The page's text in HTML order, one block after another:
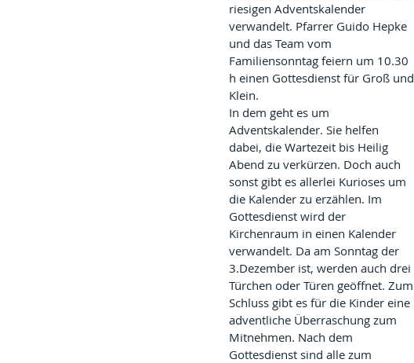
riesigen Adventskalender
verwandelt. Pfarrer Guido Hepke
und das Team vom
Familiensonntag feiern um 10.30
h einen Gottesdienst für Groß und
Klein.
In dem geht es um
Adventskalender. Sie helfen
dabei, die Wartezeit bis Heilig
Abend zu verkürzen. Doch auch
sonst gibt es allerlei Kurioses um
die Kalender zu erzählen. Im
Gottesdienst wird der
Kirchenraum in einen Kalender
verwandelt. Da am Sonntag der
3.Dezember ist, werden auch drei
Türchen oder Türen geöffnet. Zum
Schluss gibt es für die Kinder eine
adventliche Überraschung zum
Mitnehmen. Nach dem
Gottesdienst sind alle zum